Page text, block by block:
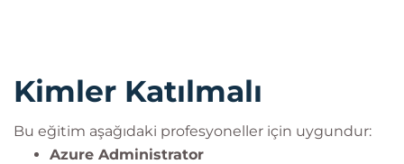
Kimler Katılmalı
Bu eğitim aşağıdaki profesyoneller için uygundur:
Azure Administrator